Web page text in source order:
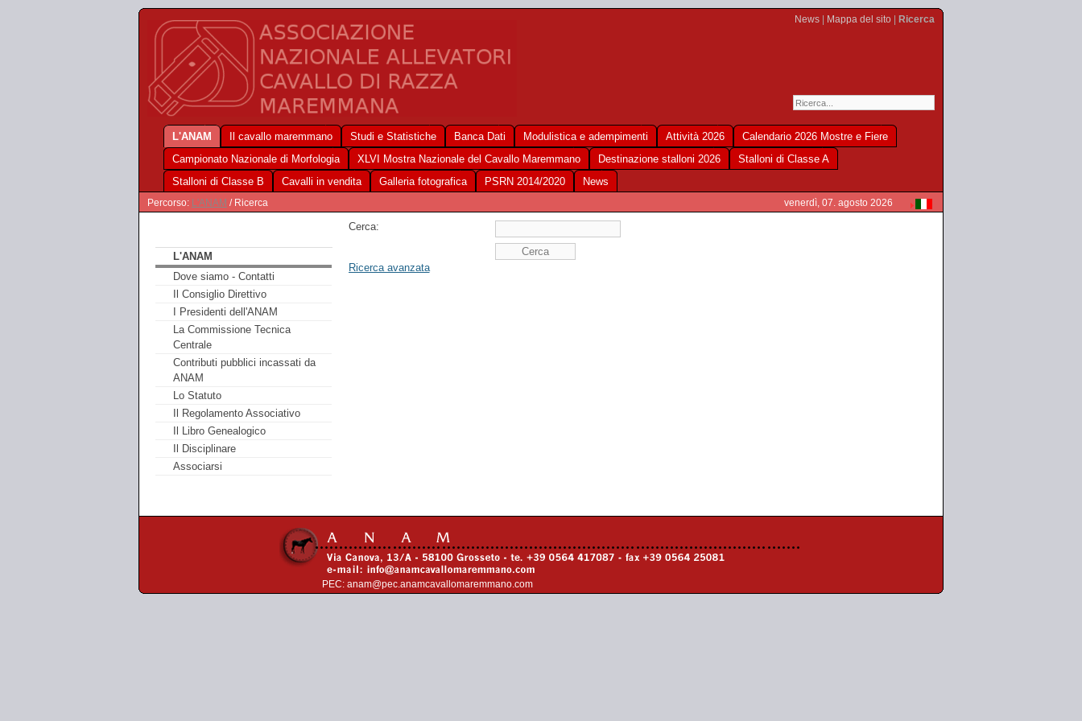
News Mappa del sito Ricerca
L'ANAM Il cavallo maremmano Studi e Statistiche Banca Dati Modulistica e adempimenti Attività 2026
Calendario 2026 Mostre e Fiere
Campionato Nazionale di Morfologia
XLVI Mostra Nazionale del Cavallo Maremmano Destinazione stalloni 2026
Stalloni di Classe A
Stalloni di Classe B
Cavalli in vendita Galleria fotografica PSRN 2014/2020 News
Percorso: L'ANAM / Ricerca venerdì, 07. agosto 2026
L'ANAM
Dove siamo - Contatti
Il Consiglio Direttivo
I Presidenti dell'ANAM
La Commissione Tecnica
Centrale
Contributi pubblici incassati da
ANAM
Lo Statuto
Il Regolamento Associativo
Il Libro Genealogico
Il Disciplinare
Associarsi
Cerca:
Ricerca avanzata
PEC: anam@pec.anamcavallomaremmano.com